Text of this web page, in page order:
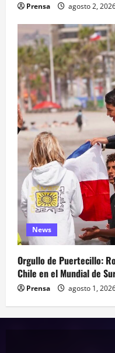
Prensa agosto 2,
News
Orgullo de Puertecillo:
Chile en el Mundial de
Prensa agosto 1,